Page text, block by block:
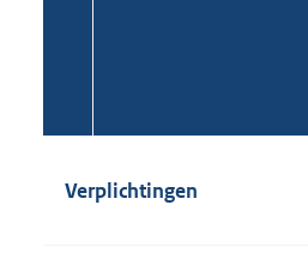
Verplichtingen